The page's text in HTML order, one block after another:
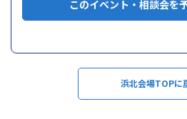
このイベント・相談会を
浜北会場TOPに